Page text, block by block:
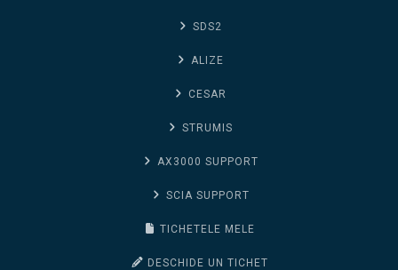
SDS2
ALIZE
CESAR
STRUMIS
AX3000 SUPPORT
SCIA SUPPORT
TICHETELE MELE
DESCHIDE UN TICHET